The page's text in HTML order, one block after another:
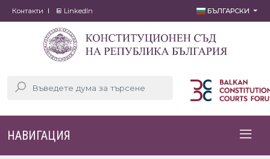
Контакти LinkedIn БЪЛГАРСКИ
НАВИГАЦИЯ